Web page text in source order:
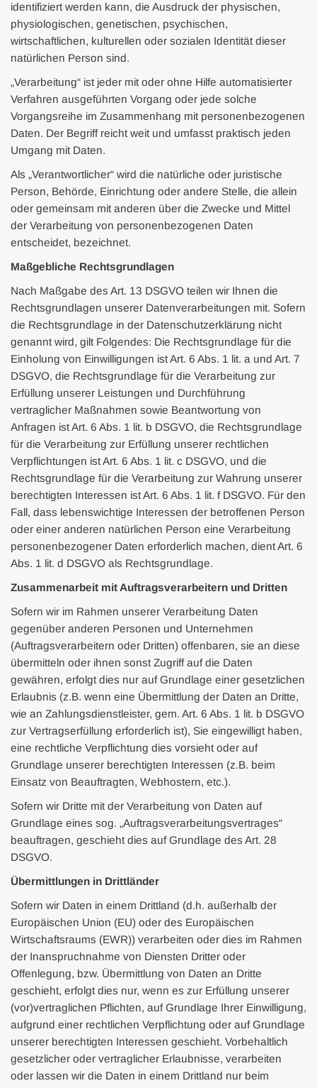
identifiziert werden kann, die Ausdruck der physischen,
physiologischen, genetischen, psychischen,
wirtschaftlichen, kulturellen oder sozialen Identität dieser
natürlichen Person sind.
„Verarbeitung“ ist jeder mit oder ohne Hilfe automatisierter
Verfahren ausgeführten Vorgang oder jede solche
Vorgangsreihe im Zusammenhang mit personenbezogenen
Daten. Der Begriff reicht weit und umfasst praktisch jeden
Umgang mit Daten.
Als „Verantwortlicher“ wird die natürliche oder juristische
Person, Behörde, Einrichtung oder andere Stelle, die allein
oder gemeinsam mit anderen über die Zwecke und Mittel
der Verarbeitung von personenbezogenen Daten
entscheidet, bezeichnet.
Maßgebliche Rechtsgrundlagen
Nach Maßgabe des Art. 13 DSGVO teilen wir Ihnen die
Rechtsgrundlagen unserer Datenverarbeitungen mit. Sofern
die Rechtsgrundlage in der Datenschutzerklärung nicht
genannt wird, gilt Folgendes: Die Rechtsgrundlage für die
Einholung von Einwilligungen ist Art. 6 Abs. 1 lit. a und Art. 7
DSGVO, die Rechtsgrundlage für die Verarbeitung zur
Erfüllung unserer Leistungen und Durchführung
vertraglicher Maßnahmen sowie Beantwortung von
Anfragen ist Art. 6 Abs. 1 lit. b DSGVO, die Rechtsgrundlage
für die Verarbeitung zur Erfüllung unserer rechtlichen
Verpflichtungen ist Art. 6 Abs. 1 lit. c DSGVO, und die
Rechtsgrundlage für die Verarbeitung zur Wahrung unserer
berechtigten Interessen ist Art. 6 Abs. 1 lit. f DSGVO. Für den
Fall, dass lebenswichtige Interessen der betroffenen Person
oder einer anderen natürlichen Person eine Verarbeitung
personenbezogener Daten erforderlich machen, dient Art. 6
Abs. 1 lit. d DSGVO als Rechtsgrundlage.
Zusammenarbeit mit Auftragsverarbeitern und Dritten
Sofern wir im Rahmen unserer Verarbeitung Daten
gegenüber anderen Personen und Unternehmen
(Auftragsverarbeitern oder Dritten) offenbaren, sie an diese
übermitteln oder ihnen sonst Zugriff auf die Daten
gewähren, erfolgt dies nur auf Grundlage einer gesetzlichen
Erlaubnis (z.B. wenn eine Übermittlung der Daten an Dritte,
wie an Zahlungsdienstleister, gem. Art. 6 Abs. 1 lit. b DSGVO
zur Vertragserfüllung erforderlich ist), Sie eingewilligt haben,
eine rechtliche Verpflichtung dies vorsieht oder auf
Grundlage unserer berechtigten Interessen (z.B. beim
Einsatz von Beauftragten, Webhostern, etc.).
Sofern wir Dritte mit der Verarbeitung von Daten auf
Grundlage eines sog. „Auftragsverarbeitungsvertrages“
beauftragen, geschieht dies auf Grundlage des Art. 28
DSGVO.
Übermittlungen in Drittländer
Sofern wir Daten in einem Drittland (d.h. außerhalb der
Europäischen Union (EU) oder des Europäischen
Wirtschaftsraums (EWR)) verarbeiten oder dies im Rahmen
der Inanspruchnahme von Diensten Dritter oder
Offenlegung, bzw. Übermittlung von Daten an Dritte
geschieht, erfolgt dies nur, wenn es zur Erfüllung unserer
(vor)vertraglichen Pflichten, auf Grundlage Ihrer Einwilligung,
aufgrund einer rechtlichen Verpflichtung oder auf Grundlage
unserer berechtigten Interessen geschieht. Vorbehaltlich
gesetzlicher oder vertraglicher Erlaubnisse, verarbeiten
oder lassen wir die Daten in einem Drittland nur beim